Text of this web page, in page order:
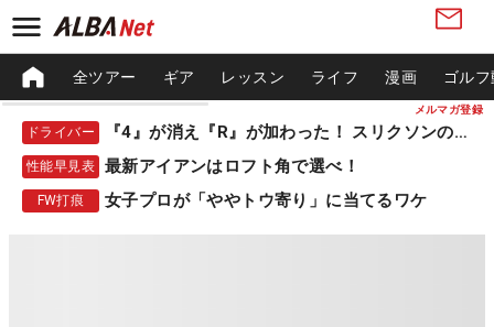
メルマガ登録
全ツアー ギア レッスン ライフ 漫画 ゴル
ドライバー 『4』が消え『R』が加わった！ スリクソンの新作
性能早見表 最新アイアンはロフト角で選べ！
FW打痕 女子プロが「ややトウ寄り」に当てるワケ